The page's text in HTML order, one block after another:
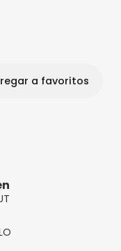
a favoritos